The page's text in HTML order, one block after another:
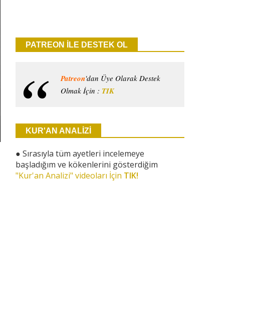
PATREON İLE DESTEK OL
Patreon'dan Üye Olarak Destek
Olmak İçin : TIK
KUR'AN ANALİZİ
●Sırasıyla tüm ayetleri incelemeye
başladığım ve kökenlerini gösterdiğim
"Kur'an Analizi" videoları İçin TIK!